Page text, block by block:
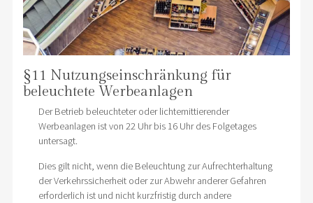
§11 Nutzungseinschränkung für
beleuchtete Werbeanlagen
Der Betrieb beleuchteter oder lichtemittierender
Werbeanlagen ist von 22 Uhr bis 16 Uhr des Folgetages
untersagt.
Dies gilt nicht, wenn die Beleuchtung zur Aufrechterhaltung
der Verkehrssicherheit oder zur Abwehr anderer Gefahren
erforderlich ist und nicht kurzfristig durch andere